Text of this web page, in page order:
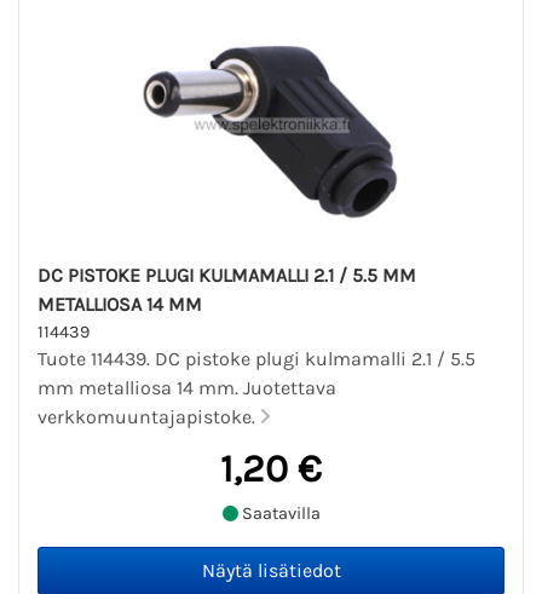
DC PISTOKE PLUGI KULMAMALLI 2.1 / 5.5 MM
METALLIOSA 14 MM
114439
Tuote 114439. DC pistoke plugi kulmamalli 2.1 / 5.5
mm metalliosa 14 mm. Juotettava
verkkomuuntajapistoke.
1,20 €
Saatavilla